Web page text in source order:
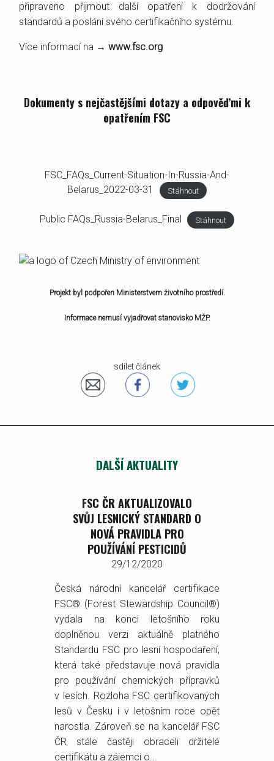
připraveno přijmout další opatření k dodržování
standardů a poslání svého certifikačního systému.
Více informací na →www.fsc.org
Dokumenty s nejčastějšími dotazy a odpověďmi k
opatřením FSC
FSC_FAQs_Current-Situation-In-Russia-And-
Belarus_2022-03-31
Stáhnout
Public FAQs_Russia-Belarus_Final Stáhnout
Projekt byl podpořen Ministerstvem životního prostředí.
Informace nemusí vyjadřovat stanovisko MŽP.
sdílet článek
DALŠÍ AKTUALITY
FSC ČR AKTUALIZOVALO
SVŮJ LESNICKÝ STANDARD O
NOVÁ PRAVIDLA PRO
POUŽÍVÁNÍ PESTICIDŮ
29/12/2020
Česká národní kancelář certifikace
FSC® (Forest Stewardship Council®)
vydala na konci letošního roku
doplněnou verzi aktuálně platného
Standardu FSC pro lesní hospodaření,
která také představuje nová pravidla
pro používání chemických přípravků
v lesích. Rozloha FSC certifikovaných
lesů v Česku i v letošním roce opět
narostla. Zároveň se na kancelář FSC
ČR stále častěji obraceli držitelé
certifikátu a zájemci o...